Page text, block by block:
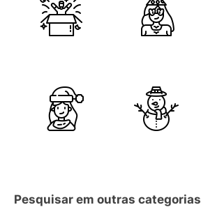
Pesquisar em outras categorias